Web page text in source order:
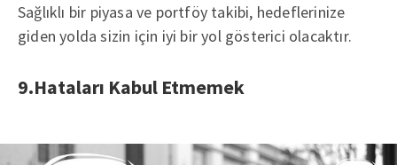
Sağlıklı bir piyasa ve portföy takibi, hedeflerinize
giden yolda sizin için iyi bir yol gösterici olacaktır.
9.Hataları Kabul Etmemek